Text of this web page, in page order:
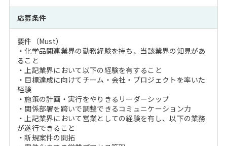
応募条件
要件（Must）
・化学品関連業界の勤務経験を持ち、当該業界の知見があ
ること
・上記業界において以下の経験を有すること
・目標達成に向けてチーム・会社・プロジェクトを率いた
経験
・施策の計画・実行をやりきるリーダーシップ
・関係部署を跨いで調整できるコミュニケーション力
・上記業界において営業としての経験を有し、以下の業務
が遂行できること
・新規案件の開拓